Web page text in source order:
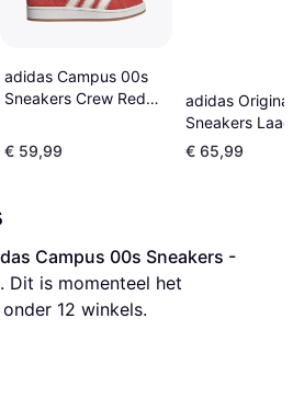
adidas Campus 00s
Sneakers Crew Red
€ 59,99
adidas
Sneakers Laag
Campus 00s -
€ 65,99
Campus 00s Sneakers -
. Dit is momenteel het
12 winkels.